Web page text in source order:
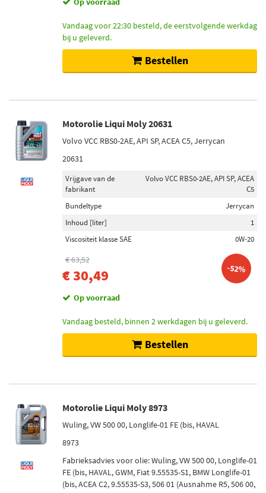
Vandaag voor 22:30 besteld, de eerstvolgende werkdag
bij u geleverd.
Bestellen
Motorolie Liqui Moly 20631
Volvo VCC RBS0-2AE, API SP, ACEA C5, Jerrycan
20631
Vrijgave van de
fabrikant
Volvo VCC RBS0-2AE, API SP, ACEA
C5
Bundeltype
Jerrycan
Inhoud [liter]
1
Viscositeit klasse SAE
0W-20
€ 63,52
€ 30,49 -52%
Op voorraad
Vandaag besteld, binnen 2 werkdagen bij u geleverd.
Bestellen
Motorolie Liqui Moly 8973
Wuling, VW 500 00, Longlife-01 FE (bis, HAVAL
8973
Fabrieksadvies voor olie: Wuling, VW 500 00, Longlife-01
FE (bis, HAVAL, GWM, Fiat 9.55535-S1, BMW Longlife-01
(bis, ACEA C2, 9.55535-S3, 506 01 (Ausnahme R5, 506 00,